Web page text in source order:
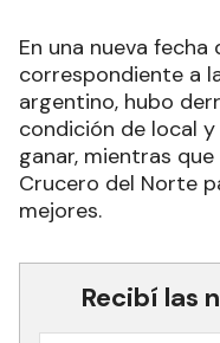
En una nueva
correspondiente a
argentino, hubo
condición de local
ganar, mientras
Crucero del Norte
mejores.
Recibí las